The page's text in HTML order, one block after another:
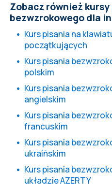
Zobacz również
bezwzrokowego dla
Kurs pisania na
początkujących
Kurs pisania
polskim
Kurs pisania
angielskim
Kurs pisania
francuskim
Kurs pisania
ukraińskim
Kurs pisania
układzie AZERTY